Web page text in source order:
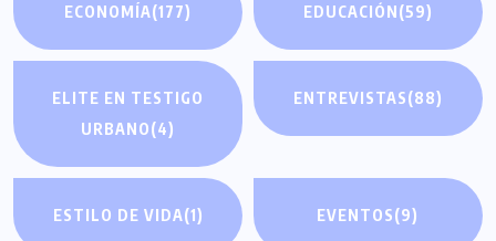
ECONOMÍA(177) EDUCACIÓN(59)
ELITE EN TESTIGO
URBANO(4)
ENTREVISTAS(88)
ESTILO DE VIDA(1) EVENTOS(9)